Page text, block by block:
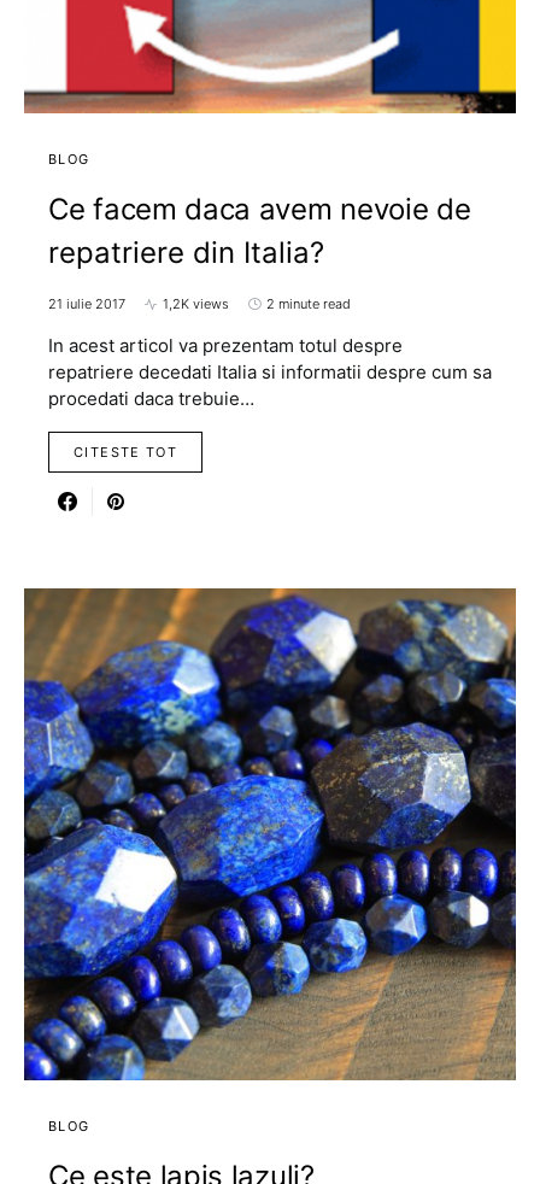
BLOG
Ce facem daca avem nevoie de
repatriere din Italia?
21 iulie 2017 1,2K views 2 minute read
In acest articol va prezentam totul despre
repatriere decedati Italia si informatii despre cum sa
procedati daca trebuie…
CITESTE TOT
BLOG
Ce este lapis lazuli?